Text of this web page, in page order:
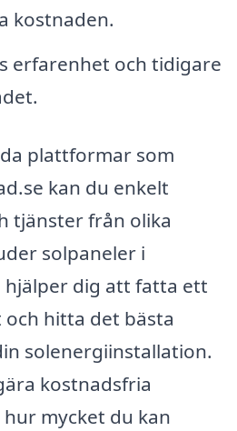
kostnaden.
erfarenhet och tidigare
plattformar som
kan du enkelt
tjänster från olika
solpaneler i
hjälper dig att fatta ett
hitta det bästa
solenergiinstallation.
kostnadsfria
mycket du kan